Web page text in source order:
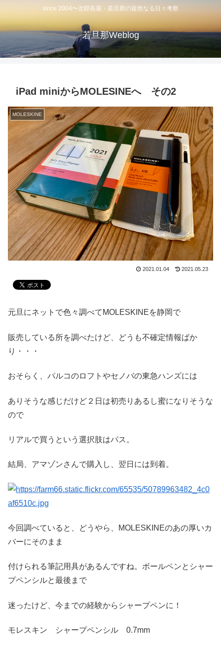
since 2004〜次郎長屋・若旦那の徒然なる日々考察
若旦那Weblog
iPad miniからMOLESINEへ その2
MOLESKINE
2021.01.04 2021.05.23
元旦にネットで色々調べてMOLESKINEを静岡で
販売している所を調べたけど、どうも不確定情報ばか
り・・・
おそらく、パルコのロフトやセノバの東急ハンズには
ありそうな感じだけど２日は初売りあるし蜜になりそうな
ので
リアルで買うという選択肢はパス。
結局、アマゾンさんで購入し、翌日には到着。
今回調べていると、どうやら、MOLESKINEのあの厚いカ
バーにそのまま
付けられる筆記用具があるんですね。ボールペンとシャー
プペンシルと最後まで
迷ったけど、今までの経験からシャープペンに！
モレスキン シャープペンシル 0.7mm